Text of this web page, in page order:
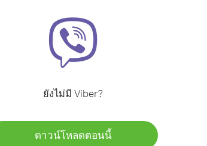
ยังไม่มี Viber?
ดาวน์โหลดตอนนี้